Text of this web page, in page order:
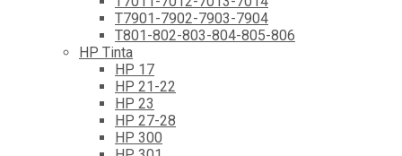
T7901-7902-7903-7904
T801-802-803-804-805-806
HP Tinta
HP 17
HP 21-22
HP 23
HP 27-28
HP 300